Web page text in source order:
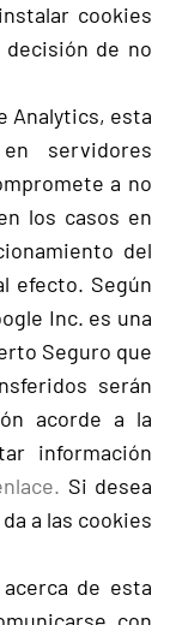
cookies
de no
Analytics, esta
servidores
a no
los casos en
del
efecto. Según
Inc. es una
Seguro que
serán
acorde a la
información
Si desea
a las cookies
de esta